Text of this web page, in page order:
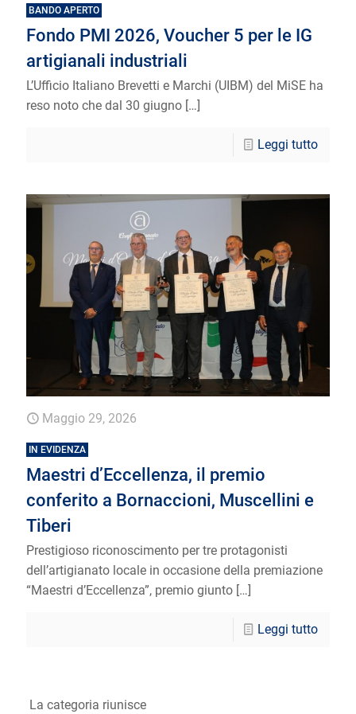
BANDO APERTO
Fondo PMI 2026, Voucher 5 per le IG
artigianali industriali
L’Ufficio Italiano Brevetti e Marchi (UIBM) del MiSE ha
reso noto che dal 30 giugno […]
Leggi tutto
Maggio 29, 2026
IN EVIDENZA
Maestri d’Eccellenza, il premio
conferito a Bornaccioni, Muscellini e
Tiberi
Prestigioso riconoscimento per tre protagonisti
dell’artigianato locale in occasione della premiazione
“Maestri d’Eccellenza”, premio giunto […]
Leggi tutto
La categoria riunisce